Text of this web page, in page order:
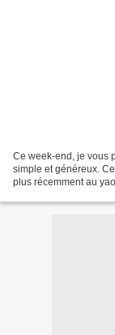
Ce week-end, je vous
simple et généreux.
plus récemment au